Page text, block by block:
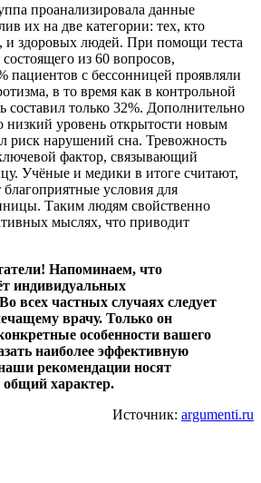
проанализировала данные
их на две категории: тех, кто
и здоровых людей. При помощи теста
из 60 вопросов,
пациентов с бессонницей проявляли
в то время как в контрольной
составил только 32%. Дополнительно
низкий уровень открытости новым
риск нарушений сна. Тревожность
фактор, связывающий
Учёные и медики в итоге считают,
благоприятные условия для
Таким людям свойственно
мыслях, что приводит
Напоминаем, что
индивидуальных
всех частных случаях следует
врачу. Только он
особенности вашего
наиболее эффективную
рекомендации носят
характер.
Источник: argumenti.ru